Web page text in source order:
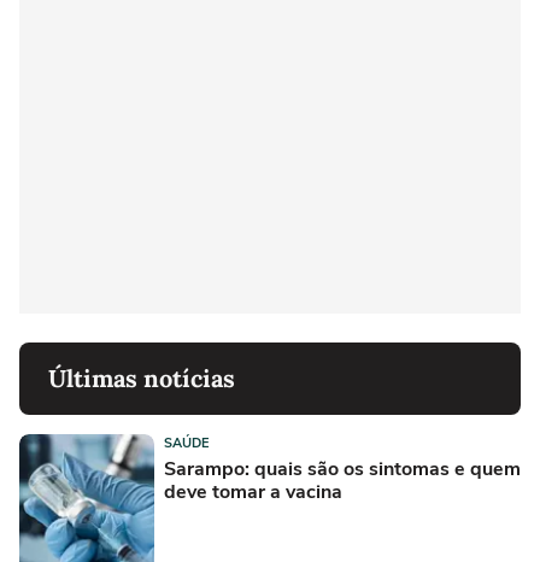
Últimas notícias
SAÚDE
Sarampo: quais são os sintomas e quem
deve tomar a vacina